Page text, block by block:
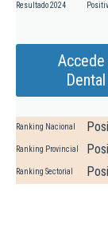
Resultado 2024
Ranking Nacional
Ranking Provincial
Ranking Sectorial